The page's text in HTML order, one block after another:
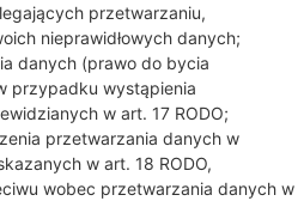
przetwarzaniu,
nieprawidłowych danych;
danych (prawo do bycia
przypadku wystąpienia
w art. 17 RODO;
przetwarzania danych w
w art. 18 RODO,
wobec przetwarzania danych w